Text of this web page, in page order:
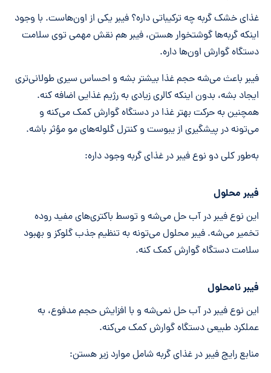
غذای خشک گربه چه ترکیباتی داره؟ فیبر یکی از اون‌هاست. با وجود
اینکه گربه‌ها گوشتخوار هستن، فیبر هم نقش مهمی توی سلامت
دستگاه گوارش اون‌ها داره.
فیبر باعث می‌شه حجم غذا بیشتر بشه و احساس سیری طولانی‌تری
ایجاد بشه، بدون اینکه کالری زیادی به رژیم غذایی اضافه کنه.
همچنین به حرکت بهتر غذا در دستگاه گوارش کمک می‌کنه و
می‌تونه در پیشگیری از یبوست و کنترل گلوله‌های مو مؤثر باشه.
به‌طور کلی دو نوع فیبر در غذای گربه وجود داره:
فیبر محلول
این نوع فیبر در آب حل می‌شه و توسط باکتری‌های مفید روده
تخمیر می‌شه. فیبر محلول می‌تونه به تنظیم جذب گلوکز و بهبود
سلامت دستگاه گوارش کمک کنه.
فیبر نامحلول
این نوع فیبر در آب حل نمی‌شه و با افزایش حجم مدفوع، به
عملکرد طبیعی دستگاه گوارش کمک می‌کنه.
منابع رایج فیبر در غذای گربه شامل موارد زیر هستن: